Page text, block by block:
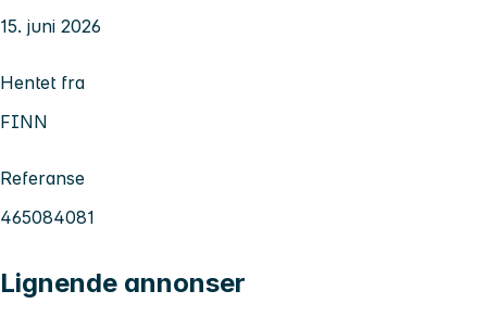
15. juni 2026
Hentet fra
FINN
Referanse
465084081
Lignende annonser